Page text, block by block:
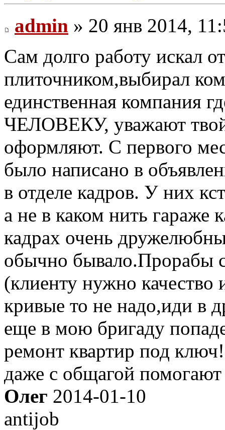
admin » 20 янв 2014,
Сам долго работу искал
плиточником,выбирал
единственная компания
ЧЕЛОВЕКУ, уважают
оформляют. С первого
было написано в
в отделе кадров. У них
а не в каком нить гараже
кадрах очень
обычно бывало.Прорабы
(клиенту нужно качество
кривые то не надо,иди в
еще в мою бригаду
ремонт квартир под
даже с общагой
Олег 2014-01-10
antijob